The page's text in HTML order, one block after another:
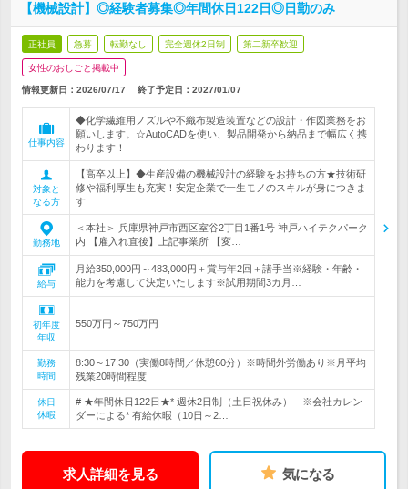
【機械設計】◎経験者募集◎年間休日122日◎日勤のみ
正社員 急募 転勤なし 完全週休2日制 第二新卒歓迎
女性のおしごと掲載中
情報更新日：2026/07/17 終了予定日： 2027/01/07
仕事内容
◆化学繊維用ノズルや不織布製造装置などの設計・作図業務をお
願いします。☆AutoCADを使い、製品開発から納品まで幅広く携
わります！
対象と
なる方
【高卒以上】◆生産設備の機械設計の経験をお持ちの方★技術研
修や福利厚生も充実！安定企業で一生モノのスキルが身につきま
す
勤務地
＜本社＞ 兵庫県神戸市西区室谷2丁目1番1号 神戸ハイテクパーク
内 【雇入れ直後】上記事業所 【変…
給与
月給350,000円～483,000円＋賞与年2回＋諸手当※経験・年齢・
能力を考慮して決定いたします※試用期間3カ月…
初年度
年収
550万円～750万円
勤務
時間
8:30～17:30（実働8時間／休憩60分）※時間外労働あり※月平均
残業20時間程度
休日
休暇
# ★年間休日122日★* 週休2日制（土日祝休み） ※会社カレン
ダーによる* 有給休暇（10日～2…
求人詳細を見る 気になる